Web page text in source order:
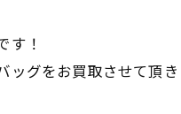
す！
ッグをお買取させて頂